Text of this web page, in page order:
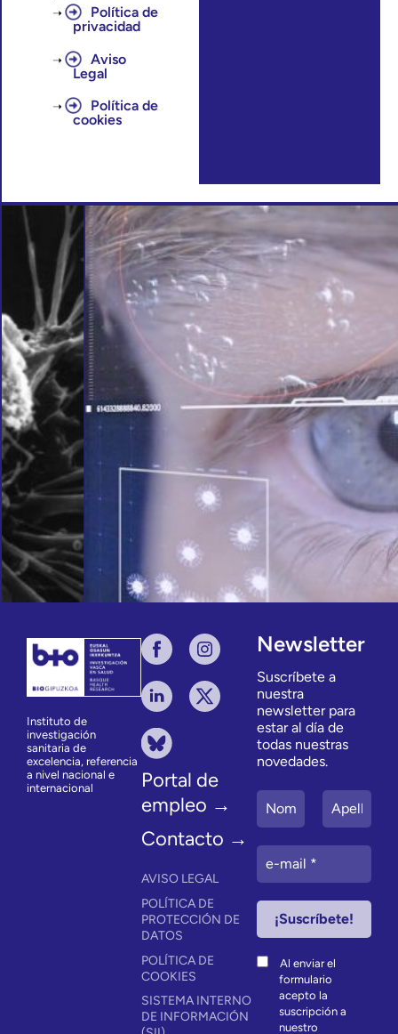
Política de
privacidad
Aviso
Legal
Política de
cookies
Instituto de
investigación
sanitaria de
excelencia, referencia
a nivel nacional e
internacional
Portal de
empleo →
Contacto →
AVISO LEGAL
POLÍTICA DE
PROTECCIÓN DE
DATOS
POLÍTICA DE
COOKIES
SISTEMA INTERNO
DE INFORMACIÓN
Newsletter
Suscríbete a
nuestra
newsletter para
estar al día de
todas nuestras
novedades.
Al enviar el
formulario
acepto la
suscripción a
nuestro